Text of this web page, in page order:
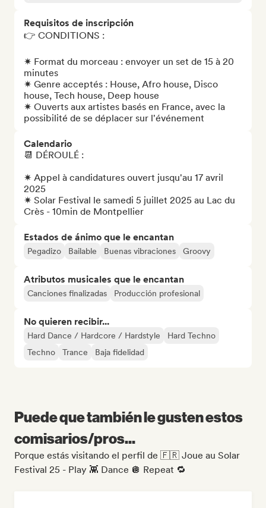
Requisitos de inscripción
👉 CONDITIONS :
✷ Format du morceau : envoyer un set de 15 à 20
minutes
✷ Genre acceptés : House, Afro house, Disco
house, Tech house, Deep house
✷ Ouverts aux artistes basés en France, avec la
possibilité de se déplacer sur l'événement
Calendario
📆 DÉROULÉ :
✷ Appel à candidatures ouvert jusqu'au 17 avril
2025
✷ Solar Festival le samedi 5 juillet 2025 au Lac du
Crès - 10min de Montpellier
Estados de ánimo que le encantan
Pegadizo Bailable Buenas vibraciones Groovy
Atributos musicales que le encantan
Canciones finalizadas Producción profesional
No quieren recibir...
Hard Dance / Hardcore / Hardstyle
Hard Techno
Techno
Trance Baja fidelidad
Puede que también le gusten estos
comisarios/pros...
Porque estás visitando el perfil de 🇫🇷 Joue au Solar
Festival 25 - Play 👾 Dance 🪩 Repeat 🔁